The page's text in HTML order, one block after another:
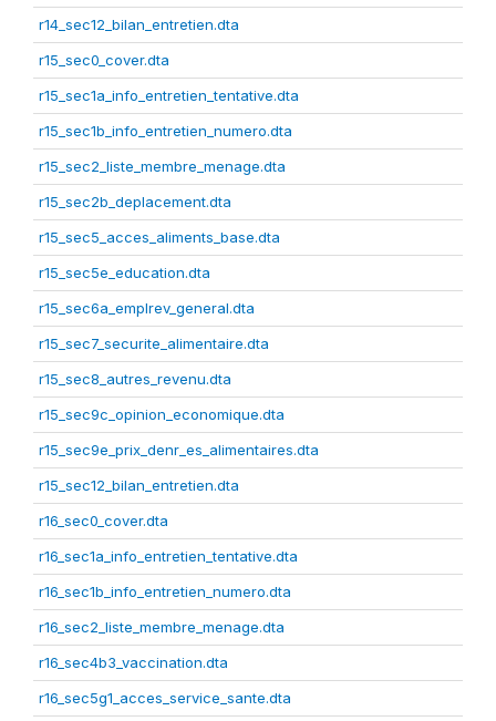
r14_sec12_bilan_entretien.dta
r15_sec0_cover.dta
r15_sec1a_info_entretien_tentative.dta
r15_sec1b_info_entretien_numero.dta
r15_sec2_liste_membre_menage.dta
r15_sec2b_deplacement.dta
r15_sec5_acces_aliments_base.dta
r15_sec5e_education.dta
r15_sec6a_emplrev_general.dta
r15_sec7_securite_alimentaire.dta
r15_sec8_autres_revenu.dta
r15_sec9c_opinion_economique.dta
r15_sec9e_prix_denr_es_alimentaires.dta
r15_sec12_bilan_entretien.dta
r16_sec0_cover.dta
r16_sec1a_info_entretien_tentative.dta
r16_sec1b_info_entretien_numero.dta
r16_sec2_liste_membre_menage.dta
r16_sec4b3_vaccination.dta
r16_sec5g1_acces_service_sante.dta